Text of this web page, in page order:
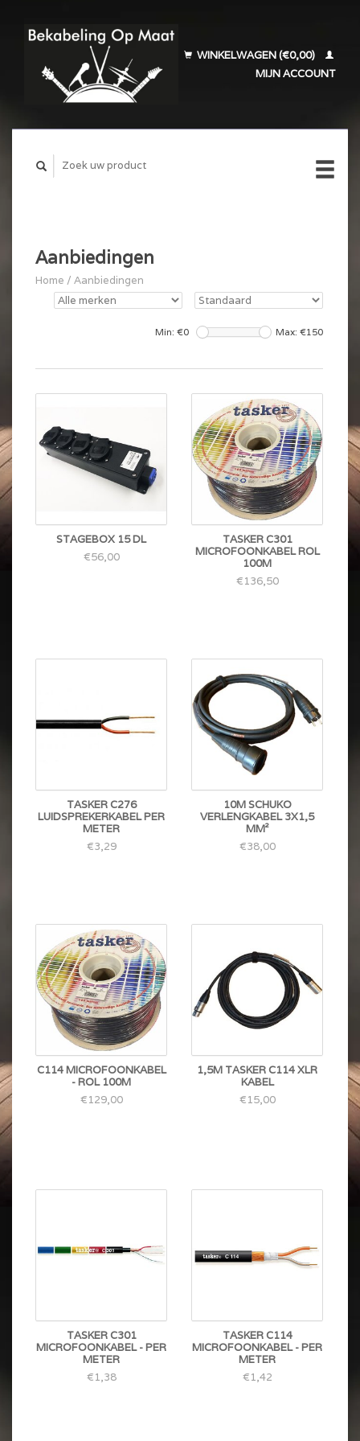
WINKELWAGEN (€0,00)
MIJN ACCOUNT
Aanbiedingen
Home / Aanbiedingen
Min: €0 Max: €150
STAGEBOX 15 DL
€56,00
TASKER C301
MICROFOONKABEL ROL
100M
€136,50
TASKER C276
LUIDSPREKERKABEL PER
METER
€3,29
10M SCHUKO
VERLENGKABEL 3X1,5
MM²
€38,00
C114 MICROFOONKABEL
- ROL 100M
€129,00
1,5M TASKER C114 XLR
KABEL
€15,00
TASKER C301
MICROFOONKABEL - PER
METER
€1,38
TASKER C114
MICROFOONKABEL - PER
METER
€1,42